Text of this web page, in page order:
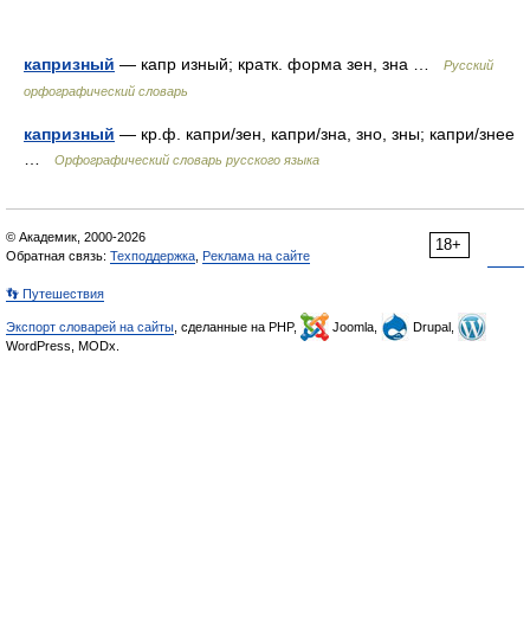
капризный — капр изный; кратк. форма зен, зна …
Русский
орфографический словарь
капризный — кр.ф. капри/зен, капри/зна, зно, зны; капри/знее
Орфографический словарь русского языка
18+
© Академик, 2000-2026
Обратная связь: Техподдержка Реклама на сайте
👣 Путешествия
Экспорт словарей на сайты , сделанные на PHP, Joomla,
Drupal,
WordPress, MODx.